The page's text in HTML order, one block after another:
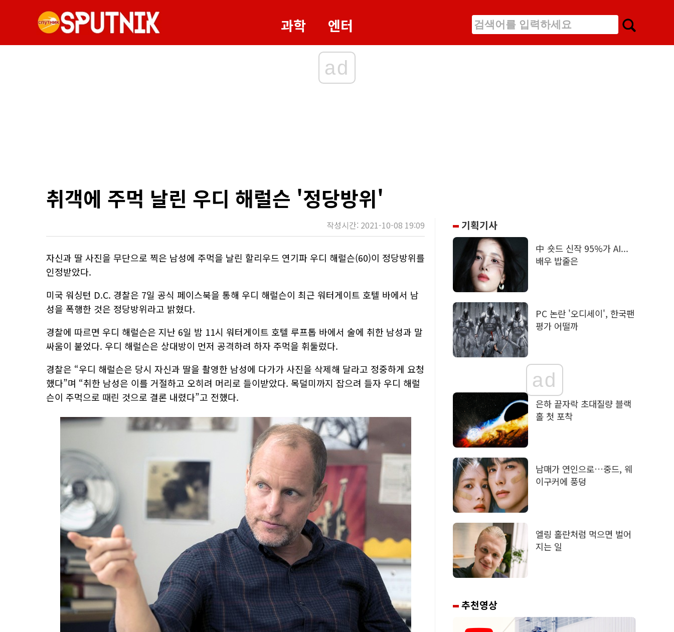
과학 엔터
ad
취객에 주먹 날린 우디 해럴슨 '정당방위'
작성시간: 2021-10-08 19:09
자신과 딸 사진을 무단으로 찍은 남성에 주먹을 날린 할리우드 연기파 우디 해럴슨(60)이 정당방위를
인정받았다.
미국 워싱턴 D.C. 경찰은 7일 공식 페이스북을 통해 우디 해럴슨이 최근 워터게이트 호텔 바에서 남
성을 폭행한 것은 정당방위라고 밝혔다.
경찰에 따르면 우디 해럴슨은 지난 6일 밤 11시 워터게이트 호텔 루프톱 바에서 술에 취한 남성과 말
싸움이 붙었다. 우디 해럴슨은 상대방이 먼저 공격하려 하자 주먹을 휘둘렀다.
경찰은 “우디 해럴슨은 당시 자신과 딸을 촬영한 남성에 다가가 사진을 삭제해 달라고 정중하게 요청
했다”며 “취한 남성은 이를 거절하고 오히려 머리로 들이받았다. 목덜미까지 잡으려 들자 우디 해럴
슨이 주먹으로 때린 것으로 결론 내렸다”고 전했다.
기획기사
中 숏드 신작 95%가 AI...
배우 밥줄은
PC 논란 '오디세이', 한국팬
평가 어떨까
ad
은하 끝자락 초대질량 블랙
홀 첫 포착
남매가 연인으로…중드, 웨
이구커에 풍덩
엘링 홀란처럼 먹으면 벌어
지는 일
추천영상